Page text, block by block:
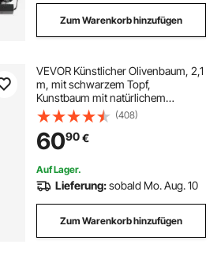
Zum Warenkorb hinzufügen
VEVOR Künstlicher Olivenbaum, 2,1
m, mit schwarzem Topf,
Kunstbaum mit natürlichem
Holzstamm & realistischen grünen
Blättern & Früchten, Kunstpflanze
für Innenbereich, Zuhause, Büro,
Wohnzimmer
(408)
6090€
Auf Lager.
Lieferung:sobald Mo. Aug. 10
Zum Warenkorb hinzufügen